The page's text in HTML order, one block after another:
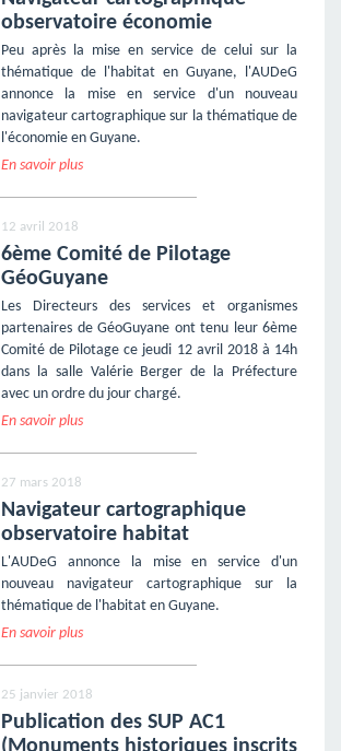
observatoire économie
Peu après la mise en service de celui sur la
thématique de l'habitat en Guyane, l'AUDeG
annonce la mise en service d'un nouveau
navigateur cartographique sur la thématique de
l'économie en Guyane.
En savoir plus
12 avril 2018
6ème Comité de Pilotage
GéoGuyane
Les Directeurs des services et organismes
partenaires de GéoGuyane ont tenu leur 6ème
Comité de Pilotage ce jeudi 12 avril 2018 à 14h
dans la salle Valérie Berger de la Préfecture
avec un ordre du jour chargé.
En savoir plus
27 mars 2018
Navigateur cartographique
observatoire habitat
L'AUDeG annonce la mise en service d'un
nouveau navigateur cartographique sur la
thématique de l'habitat en Guyane.
En savoir plus
25 janvier 2018
Publication des SUP AC1
(Monuments historiques inscrits